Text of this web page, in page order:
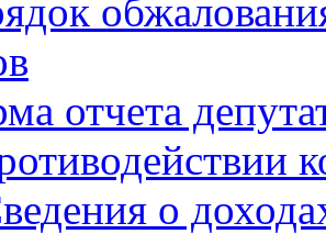
отчета
о